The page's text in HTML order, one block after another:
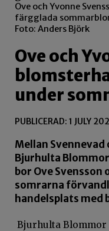
Ove och Yvonne
färgglada
Foto: Anders Björk
Ove och
under
PUBLICERAD: 1 JULY
Mellan
Bjurhulta
bor Ove Svensson
somrarna
handelsplats med
Bjurhulta Blommor